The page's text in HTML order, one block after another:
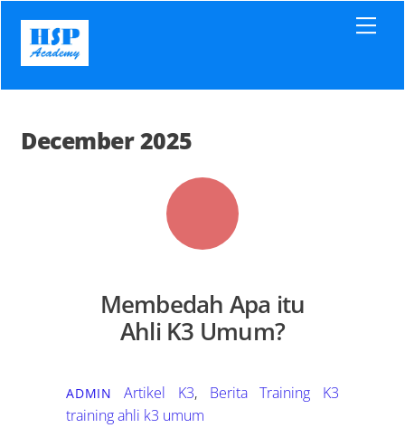
content
December 2025
Membedah Apa itu
Ahli K3 Umum?
ADMIN Artikel K3, Berita Training K3
training ahli k3 umum